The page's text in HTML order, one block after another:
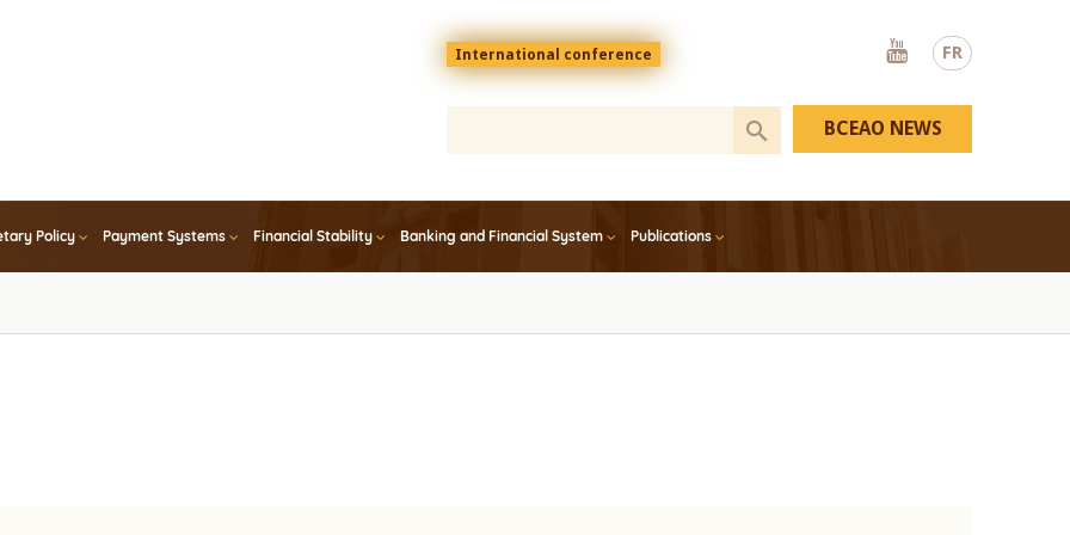
FR
Menu
top
En
International conference
Youtube
Policy Payment Systems Financial Stability Banking and Financial System Publications
BCEAO NEWS